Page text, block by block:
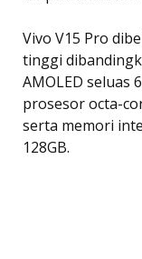
Vivo V15 Pro
tinggi
AMOLED seluas
prosesor octa-
serta memori
128GB.